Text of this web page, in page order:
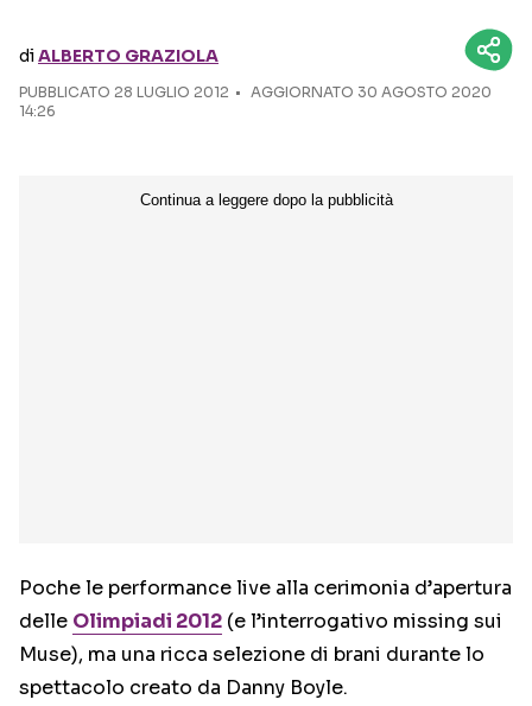
Seguici sui social
diALBERTO GRAZIOLA
PUBBLICATO 28 LUGLIO 2012
AGGIORNATO 30 AGOSTO 2020
14:26
Poche le performance live alla cerimonia d’apertura
delle Olimpiadi 2012 (e l’interrogativo missing sui
Muse), ma una ricca selezione di brani durante lo
spettacolo creato da Danny Boyle.